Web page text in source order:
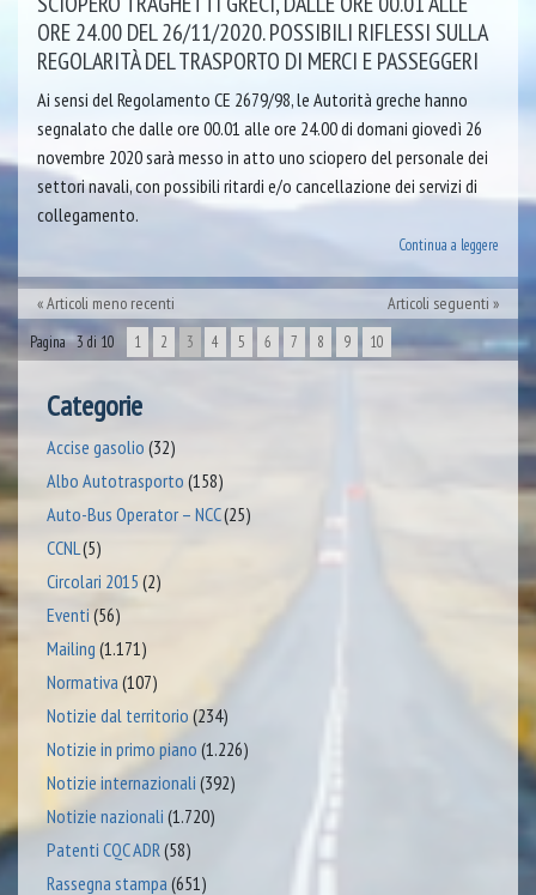
ORE 24.00 DEL 26/11/2020. POSSIBILI RIFLESSI SULLA
REGOLARITÀ DEL TRASPORTO DI MERCI E PASSEGGERI
Ai sensi del Regolamento CE 2679/98, le Autorità greche hanno
segnalato che dalle ore 00.01 alle ore 24.00 di domani giovedì 26
novembre 2020 sarà messo in atto uno sciopero del personale dei
settori navali, con possibili ritardi e/o cancellazione dei servizi di
collegamento.
Continua a leggere
Articoli meno recenti Articoli seguenti
Pagina 3 di 10 1 2 3 4 5 6 7 8 9 10
Categorie
Accise gasolio (32)
Albo Autotrasporto (158)
Auto-Bus Operator – NCC(25)
CCNL(5)
Circolari 2015 (2)
Eventi (56)
Mailing (1.171)
Normativa (107)
Notizie dal territorio (234)
Notizie in primo piano (1.226)
Notizie internazionali (392)
Notizie nazionali (1.720)
Patenti CQC ADR(58)
Rassegna stampa (651)